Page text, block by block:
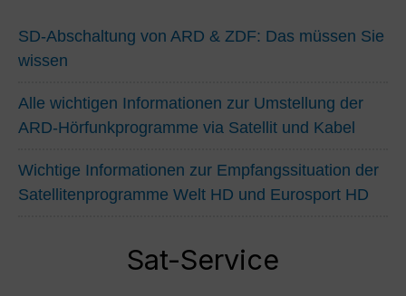
SD-Abschaltung von ARD & ZDF: Das müssen Sie
wissen
Alle wichtigen Informationen zur Umstellung der
ARD-Hörfunkprogramme via Satellit und Kabel
Wichtige Informationen zur Empfangssituation der
Satellitenprogramme Welt HD und Eurosport HD
Sat-Service